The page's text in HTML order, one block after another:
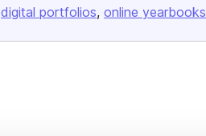
digital portfolios online yearbooks